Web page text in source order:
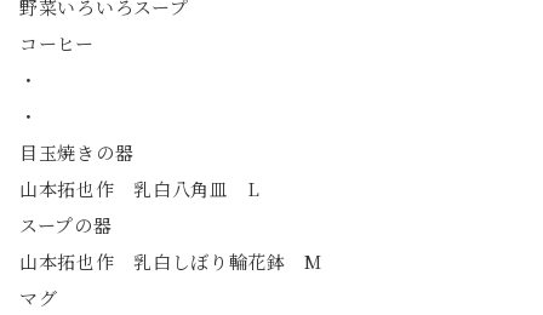
野菜いろいろスープ
コーヒー
・
・
目玉焼きの器
山本拓也作 乳白八角皿 L
スープの器
山本拓也作 乳白しぼり輪花鉢 M
マグ